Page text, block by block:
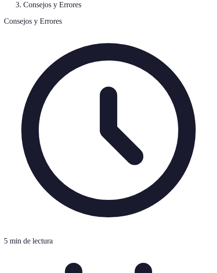
Consejos y Errores
Consejos y Errores
5 min de lectura